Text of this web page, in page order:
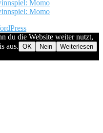
Momo
Momo
du die Website weiter nutzt,
aus. OK Nein Weiterlesen